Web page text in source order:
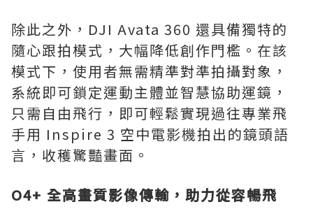
除此之外，DJI Avata 360 還具備獨特的
隨心跟拍模式，大幅降低創作門檻。在該
模式下，使用者無需精準對準拍攝對象，
系統即可鎖定運動主體並智慧協助運鏡，
只需自由飛行，即可輕鬆實現過往專業飛
手用 Inspire 3 空中電影機拍出的鏡頭語
言，收穫驚豔畫面。
O4+ 全高畫質影像傳輸，助力從容暢飛